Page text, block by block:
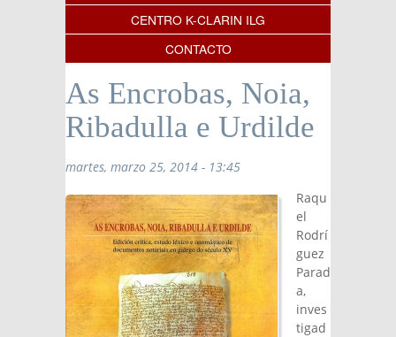
CENTRO K-CLARIN ILG
CONTACTO
As Encrobas, Noia,
Ribadulla e Urdilde
martes, marzo 25, 2014 - 13:45
Raqu
el
Rodrí
guez
Parad
a,
inves
tigad